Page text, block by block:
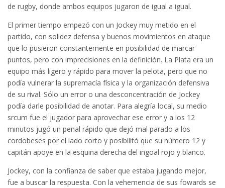
de rugby, donde ambos equipos jugaron de igual a igual.
El primer tiempo empezó con un Jockey muy metido en el
partido, con solidez defensa y buenos movimientos en ataque
que lo pusieron constantemente en posibilidad de marcar
puntos, pero con imprecisiones en la definición. La Plata era un
equipo más ligero y rápido para mover la pelota, pero que no
podía vulnerar la supremacía física y la organización defensiva
de su rival. Sólo un error o una desconcentración de Jockey
podía darle posibilidad de anotar. Para alegría local, su medio
srcum fue el jugador para aprovechar ese error y a los 12
minutos jugó un penal rápido que dejó mal parado a los
cordobeses por el lado corto y posibilitó que su número 12 y
capitán apoye en la esquina derecha del ingoal rojo y blanco.
Jockey, con la confianza de saber que estaba jugando mejor,
fue a buscar la respuesta. Con la vehemencia de sus fowards se